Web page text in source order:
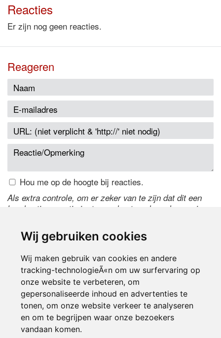
Wij gebruiken cookies
Wij maken gebruik van cookies en andere
tracking-technologieÃ«n om uw surfervaring op
onze website te verbeteren, om
gepersonaliseerde inhoud en advertenties te
tonen, om onze website verkeer te analyseren
en om te begrijpen waar onze bezoekers
vandaan komen.
Reacties
Er zijn nog geen reacties.
Reageren
Hou me op de hoogte bij reacties.
Als extra controle, om er zeker van te zijn dat dit een
handmatige reactie is, typ onderstaande code over in
de code te wijzigen.